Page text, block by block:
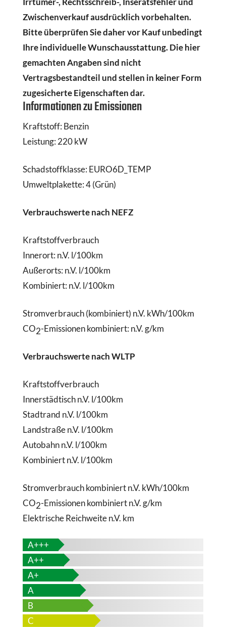
Zwischenverkauf ausdrücklich vorbehalten.
Bitte überprüfen Sie daher vor Kauf unbedingt
Ihre individuelle Wunschausstattung. Die hier
gemachten Angaben sind nicht
Vertragsbestandteil und stellen in keiner Form
zugesicherte Eigenschaften dar.
Informationen zu Emissionen
Kraftstoff: Benzin
Leistung: 220 kW
Schadstoffklasse: EURO6D_TEMP
Umweltplakette:4 (Grün)
Verbrauchswerte nach NEFZ
Kraftstoffverbrauch
Innerort: n.V. l/100km
Außerorts: n.V. l/100km
Kombiniert: n.V. l/100km
Stromverbrauch (kombiniert) n.V. kWh/100km
CO2-Emissionen kombiniert: n.V. g/km
Verbrauchswerte nach WLTP
Kraftstoffverbrauch
Innerstädtisch n.V. l/100km
Stadtrand n.V. l/100km
Landstraße n.V. l/100km
Autobahn n.V. l/100km
Kombiniert n.V. l/100km
Stromverbrauch kombiniert n.V. kWh/100km
CO2-Emissionen kombiniert n.V. g/km
Elektrische Reichweite n.V. km
A+++
A++
A+
A
B
C